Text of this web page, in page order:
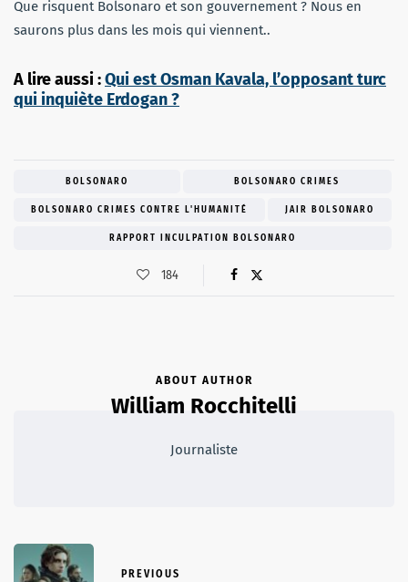
Que risquent Bolsonaro et son gouvernement ? Nous en
saurons plus dans les mois qui viennent..
A lire aussi :Qui est Osman Kavala, l’opposant turc
qui inquiète Erdogan ?
BOLSONARO BOLSONARO CRIMES
BOLSONARO CRIMES CONTRE L'HUMANITÉ JAIR BOLSONARO
RAPPORT INCULPATION BOLSONARO
184
ABOUT AUTHOR
William Rocchitelli
Journaliste
PREVIOUS